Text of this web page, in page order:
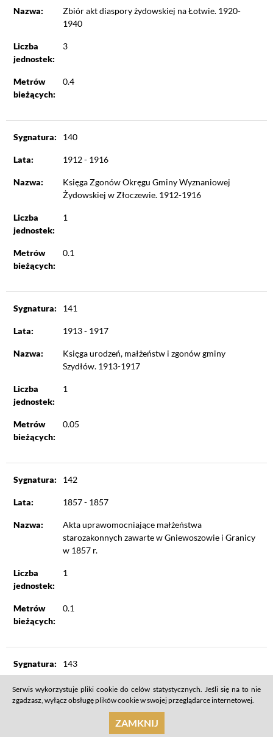
Nazwa:
Zbiór akt diaspory żydowskiej na Łotwie. 1920-
1940
Liczba
jednostek:
3
Metrów
bieżących:
0.4
Sygnatura: 140
Lata: 1912 - 1916
Nazwa:
Księga Zgonów Okręgu Gminy Wyznaniowej
Żydowskiej w Złoczewie. 1912-1916
Liczba
jednostek:
1
Metrów
bieżących:
0.1
Sygnatura: 141
Lata: 1913 - 1917
Nazwa:
Księga urodzeń, małżeństw i zgonów gminy
Szydłów. 1913-1917
Liczba
jednostek:
1
Metrów
bieżących:
0.05
Sygnatura: 142
Lata: 1857 - 1857
Nazwa:
Akta uprawomocniające małżeństwa
starozakonnych zawarte w Gniewoszowie i Granicy
w 1857 r.
Liczba
jednostek:
1
Metrów
bieżących:
0.1
Sygnatura: 143
Lata: 1926 - 1937
Żydowska w Grazu). 1926 – 1937
Serwis wykorzystuje pliki cookie do celów statystycznych. Jeśli się na to nie
zgadzasz, wyłącz obsługę plików cookie w swojej przeglądarce internetowej.
ZAMKNIJ